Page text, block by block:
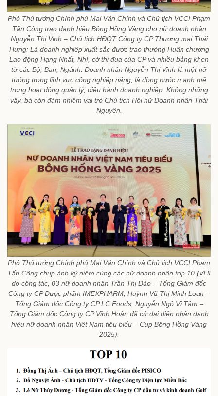
Phó Thủ tướng Chính phủ Mai Văn Chính và Chủ tịch VCCI Phạm
Tấn Công trao danh hiệu Bông Hồng Vàng cho nữ doanh nhân
Nguyễn Thị Vinh – Chủ tịch HĐQT Công ty CP Thương mại Thái
Hưng: Là doanh nghiệp xuất sắc được trao thưởng Huân chương
Lao động Hạng Nhất, Nhì, cờ thi đua của CP và nhiều bằng khen
từ các Bộ, Ban, Ngành. Doanh nhân Nguyễn Thị Vinh là một nữ
tướng trong lĩnh vực công nghiệp nặng, là dòng nước mạnh mẽ
trong hoạt động quản lý, điều hành doanh nghiệp. Không những
vậy, bà còn đảm nhiệm vai trò Chủ tịch Hội nữ Doanh nhân Thái
Nguyên.
Phó Thủ tướng Chính phủ Mai Văn Chính và Chủ tịch VCCI Phạm
Tấn Công chụp ảnh kỷ niệm cùng các nữ doanh nhân top 10 (Vì lí
do công tác, 03 nữ doanh nhân Trần Thị Đào – Tổng Giám đốc
Công ty CP Dược phẩm IMEXPHARM; Huỳnh Vũ Thị Minh Loan –
Tổng Giám đốc Công ty CP LC Foods; Nguyễn Ngô Vi Tâm –
Tổng Giám đốc Công ty CP Vĩnh Hoàn đã cử đại diện nhận danh
hiệu nữ doanh nhân Việt Nam tiêu biểu – Cup Bông Hồng Vàng
2025).